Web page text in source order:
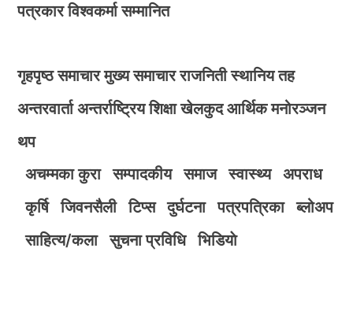
पत्रकार विश्वकर्मा सम्मानित
गृहपृष्ठ समाचार मुख्य समाचार राजनिती स्थानिय तह
अन्तरवार्ता अन्तर्राष्ट्रिय शिक्षा खेलकुद आर्थिक मनोरञ्जन
थप
अचम्मका कुरा
सम्पादकीय समाज स्वास्थ्य
अपराध
कृर्षि
जिवनसैली टिप्स दुर्घटना पत्रपत्रिका
ब्लोअप
साहित्य/कला
सुचना प्रविधि भिडियाे